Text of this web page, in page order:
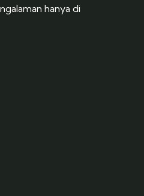
hanya di